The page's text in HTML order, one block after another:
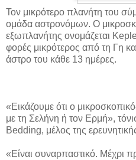
Τον μικρότερο πλανήτη του
ομάδα αστρονόμων. Ο
εξωπλανήτης ονομάζεται
φορές μικρότερος από τη Γη
άστρο του κάθε 13 ημέρες.
«Εικάζουμε ότι ο
με τη Σελήνη ή τον Ερμή»,
Bedding, μέλος της
«Είναι συναρπαστικό. Μέχρι